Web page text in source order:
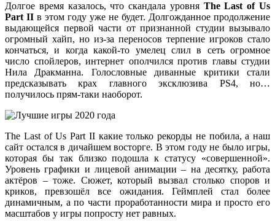
Долгое время казалось, что скандала уровня The Last of Us
Part II в этом году уже не будет. Долгожданное продолжение
выдающейся первой части от признанной студии вызывало
огромный хайп, но из-за переносов терпение игроков стало
кончаться, и когда какой-то умелец слил в сеть огромное
число спойлеров, интернет ополчился против главы студии
Нила Дракманна. Голословные диванные критики стали
предсказывать крах главного эксклюзива PS4, но…
получилось прям-таки наоборот.
The Last of Us Part II какие только рекорды не побила, а наш
сайт остался в дичайшем восторге. В этом году не было игры,
которая бы так близко подошла к статусу «совершенной».
Уровень графики и лицевой анимации – на десятку, работа
актёров – тоже. Сюжет, который вызвал столько споров и
криков, превзошёл все ожидания. Геймплей стал более
динамичным, а по части проработанности мира и просто его
масштабов у игры попросту нет равных.